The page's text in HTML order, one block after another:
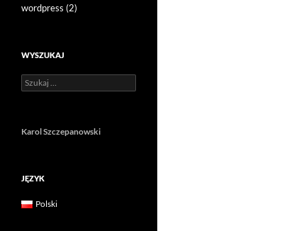
wordpress (2)
WYSZUKAJ
Szukaj:
Karol Szczepanowski
JĘZYK
Polski